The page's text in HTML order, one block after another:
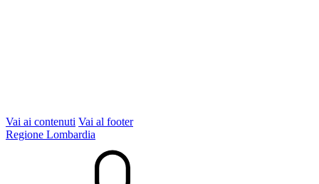
Vai ai contenuti Vai al footer
Regione Lombardia